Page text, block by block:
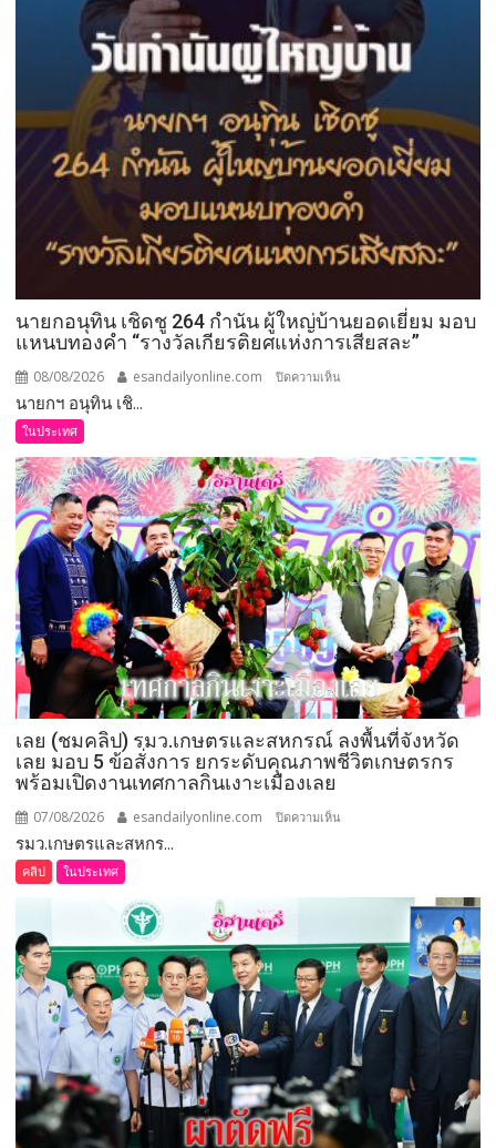
นายกอนุทิน เชิดชู 264 กำนัน ผู้ใหญ่บ้านยอดเยี่ยม มอบ
แหนบทองคำ “รางวัลเกียรติยศแห่งการเสียสละ”
08/08/2026 esandailyonline.com ปิดความเห็น
264
กำนัน
ผู้ใหญ่
บ้าน
ยอด
เยี่ยม
มอบ
แหนบ
ทองคำ
“รางวัล
เกียรติยศ
แห่ง
การ
นายกฯ อนุทิน เชิ...
ในประเทศ
เลย (ชมคลิป) รมว.เกษตรและสหกรณ์ ลงพื้นที่จังหวัด
เลย มอบ 5 ข้อสั่งการ ยกระดับคุณภาพชีวิตเกษตรกร
พร้อมเปิดงานเทศกาลกินเงาะเมืองเลย
07/08/2026 esandailyonline.com ปิดความเห็น
สหกรณ์
ลงพื้น
ที่
จังหวัด
เลย
มอบ
5
รมว.เกษตรและสหกร...
คลิป ในประเทศ